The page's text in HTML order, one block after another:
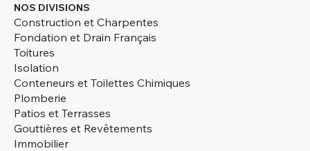
NOS DIVISIONS
Construction et Charpentes
Fondation et Drain Français
Toitures
Isolation
Conteneurs et Toilettes Chimiques
Plomberie
Patios et Terrasses
Gouttières et Revêtements
Immobilier